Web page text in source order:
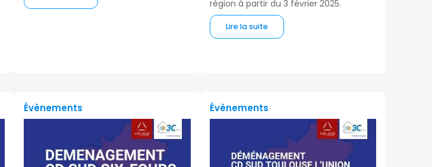
région à partir du 3 février 2025.
Lire la suite
Évènements Évènements